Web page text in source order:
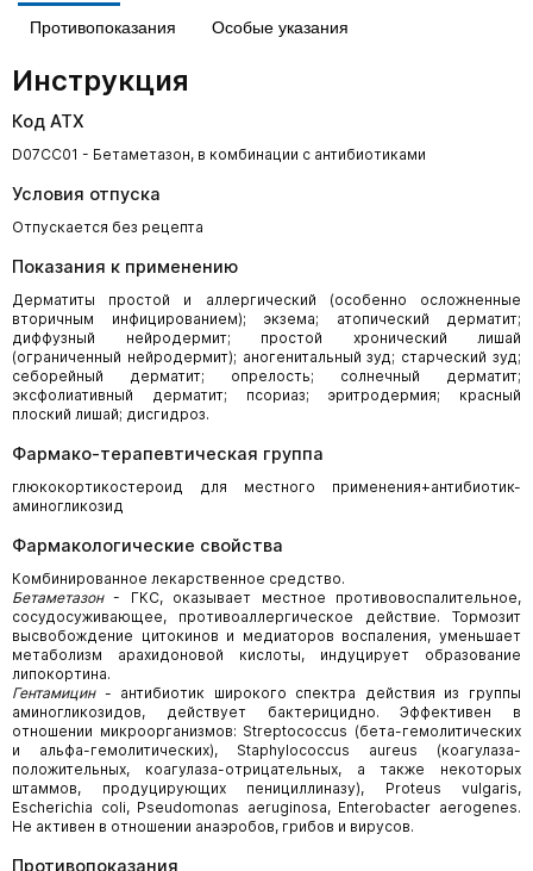
Противопоказания Особые указания
Инструкция
Код АТХ
D07CC01 - Бетаметазон, в комбинации с антибиотиками
Условия отпуска
Отпускается без рецепта
Показания к применению
Дерматиты простой и аллергический (особенно осложненные
вторичным инфицированием); экзема; атопический дерматит;
диффузный нейродермит; простой хронический лишай
(ограниченный нейродермит); аногенитальный зуд; старческий зуд;
себорейный дерматит; опрелость; солнечный дерматит;
эксфолиативный дерматит; псориаз; эритродермия; красный
плоский лишай; дисгидроз.
Фармако-терапевтическая группа
глюкокортикостероид для местного применения+антибиотик-
аминогликозид
Фармакологические свойства
Комбинированное лекарственное средство.
Бетаметазон- ГКС, оказывает местное противовоспалительное,
сосудосуживающее, противоаллергическое действие. Тормозит
высвобождение цитокинов и медиаторов воспаления, уменьшает
метаболизм арахидоновой кислоты, индуцирует образование
липокортина.
Гентамицин- антибиотик широкого спектра действия из группы
аминогликозидов, действует бактерицидно. Эффективен в
отношении микроорганизмов: Streptococcus (бета-гемолитических
и альфа-гемолитических), Staphylococcus aureus (коагулаза-
положительных, коагулаза-отрицательных, а также некоторых
штаммов, продуцирующих пенициллиназу), Proteus vulgaris,
Escherichia coli, Pseudomonas aeruginosa, Enterobacter aerogenes.
Не активен в отношении анаэробов, грибов и вирусов.
Противопоказания